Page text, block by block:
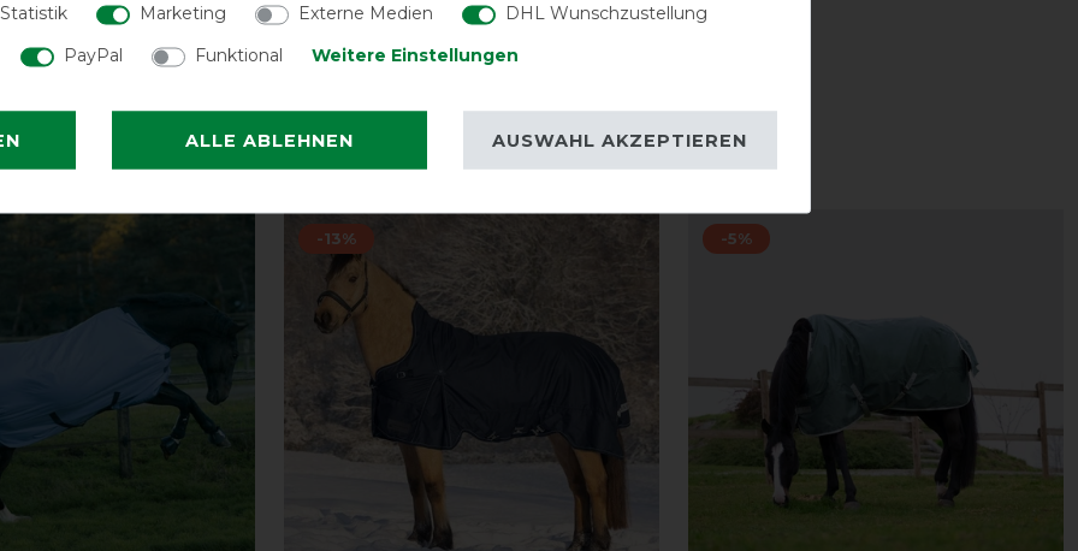
-13% -5%
Statistik Marketing Externe Medien
DHL Wunschzustellung
PayPal
Funktional Weitere Einstellungen
ALLE ABLEHNEN AUSWAHL AKZEPTIEREN